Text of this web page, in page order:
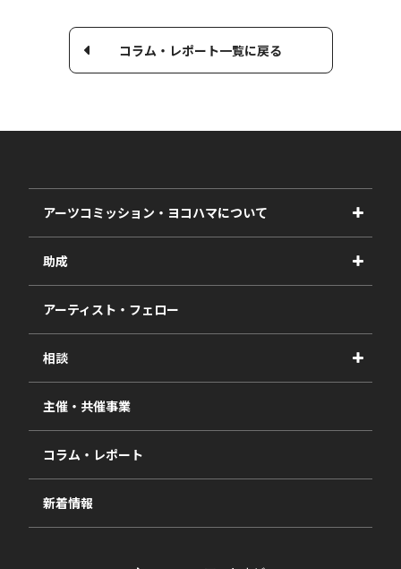
コラム・レポート一覧に戻る
アーツコミッション・ヨコハマについて
事業紹介
事業報告書
助成
2027年度
2026年度
2025年度
2024年度
2023年度
過去の採択一覧
アーティスト・フェロー
相談
視察・ヒアリング・研究
相談依頼フォーム
主催・共催事業
コラム・レポート
新着情報